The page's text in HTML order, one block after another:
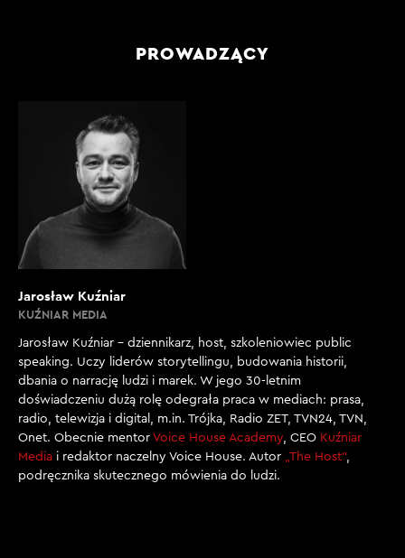
PROWADZĄCY
Jarosław Kuźniar
KUŹNIAR MEDIA
Jarosław Kuźniar – dziennikarz, host, szkoleniowiec public
speaking. Uczy liderów storytellingu, budowania historii,
dbania o narrację ludzi i marek. W jego 30-letnim
doświadczeniu dużą rolę odegrała praca w mediach: prasa,
radio, telewizja i digital, m.in. Trójka, Radio ZET, TVN24, TVN,
Onet. Obecnie mentor Voice House Academy, CEO Kuźniar
Media i redaktor naczelny Voice House. Autor „The Host”,
podręcznika skutecznego mówienia do ludzi.